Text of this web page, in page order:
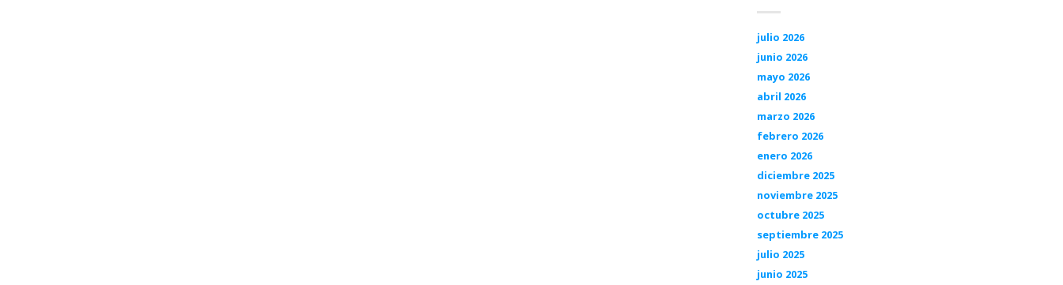
julio 2026
junio 2026
mayo 2026
abril 2026
marzo 2026
febrero 2026
enero 2026
diciembre 2025
noviembre 2025
octubre 2025
septiembre 2025
julio 2025
junio 2025